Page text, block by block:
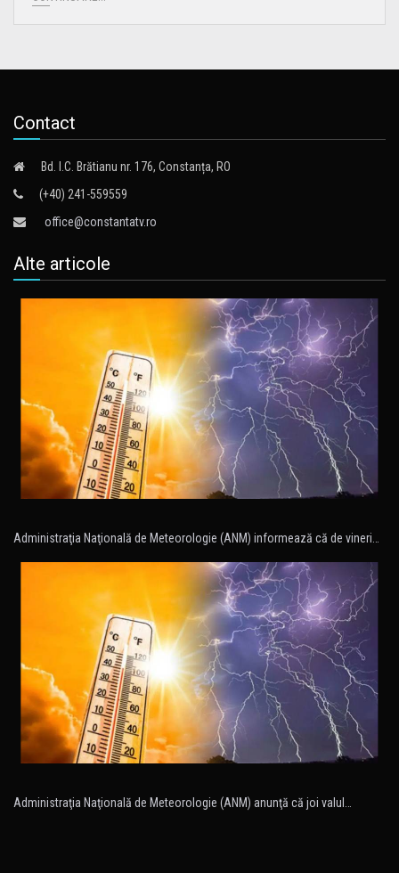
Contact
Bd. I.C. Brătianu nr. 176, Constanța, RO
(+40) 241-559559
office@constantatv.ro
Alte articole
Administraţia Naţională de Meteorologie (ANM) informează că de vineri…
Administraţia Naţională de Meteorologie (ANM) anunţă că joi valul…